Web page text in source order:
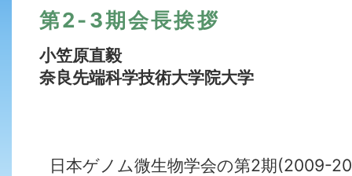
第2-3期会長挨拶
小笠原直毅
奈良先端科学技術大学院大学
日本ゲノム微生物学会の第2期(2009-